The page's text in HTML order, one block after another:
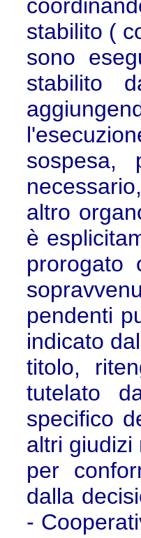
stabilito (
sono
stabilito
altro
è
prorogato
pendenti
indicato
titolo,
tutelato
specifico
altri giudizi
per
dalla
-